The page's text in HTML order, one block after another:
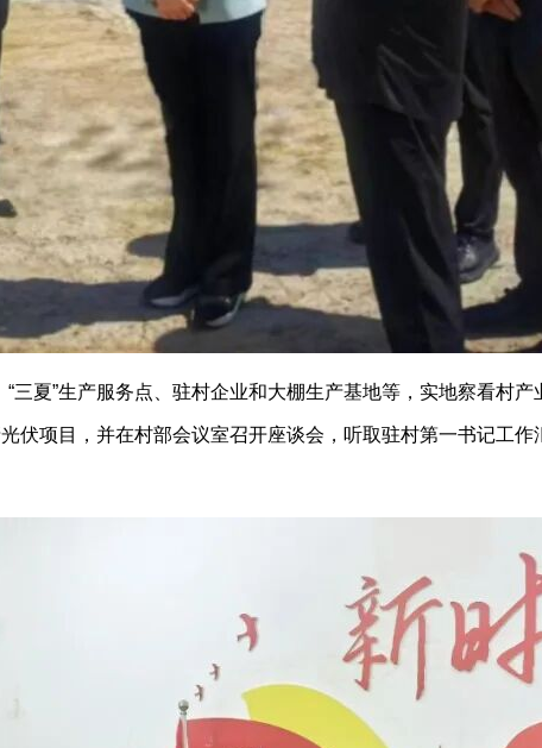
”生产服务点、驻村企业和大棚生产基地等，实地察看村产
伏项目，并在村部会议室召开座谈会，听取驻村第一书记工